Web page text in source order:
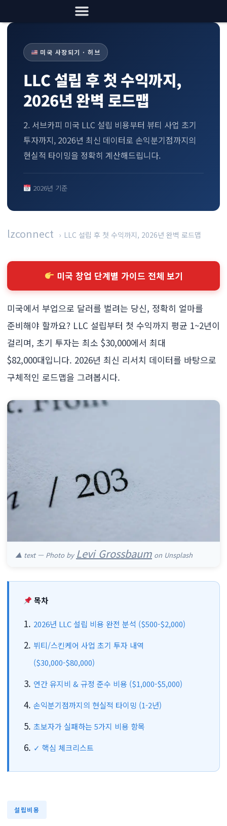
미국 사장되기 · 허브
LLC 설립 후 첫 수익까지,
2026년 완벽 로드맵
2. 서브카피 미국 LLC 설립 비용부터 뷰티 사업 초기
투자까지, 2026년 최신 데이터로 손익분기점까지의
현실적 타이밍을 정확히 계산해드립니다.
2026년 기준
lzconnect › LLC 설립 후 첫 수익까지, 2026년 완벽 로드맵
미국 창업 단계별 가이드 전체 보기
미국에서 부업으로 달러를 벌려는 당신, 정확히 얼마를
준비해야 할까요? LLC 설립부터 첫 수익까지 평균 1~2년이
걸리며, 초기 투자는 최소 $30,000에서 최대
$82,000대입니다. 2026년 최신 리서치 데이터를 바탕으로
구체적인 로드맵을 그려봅시다.
▲ text — Photo by Levi Grossbaum on Unsplash
목차
2026년 LLC 설립 비용 완전 분석 ($500-$2,000)
뷔티/스킨케어 사업 초기 투자 내역
($30,000-$80,000)
연간 유지비 & 규정 준수 비용 ($1,000-$5,000)
손익분기점까지의 현실적 타이밍 (1-2년)
초보자가 실패하는 5가지 비용 항목
✓ 핵심 체크리스트
설립비용